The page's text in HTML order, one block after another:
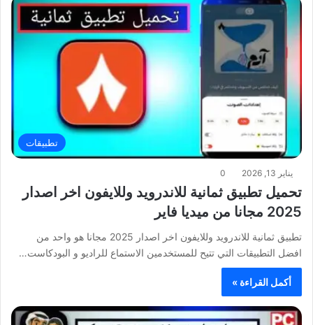
تطبيقات
يناير 13, 2026 0
تحميل تطبيق ثمانية للاندرويد وللايفون اخر اصدار
2025 مجانا من ميديا فاير
تطبيق ثمانية للاندرويد وللايفون اخر اصدار 2025 مجانا هو واحد من
افضل التطبيقات التي تتيح للمستخدمين الاستماع للراديو و البودكاست…
أكمل القراءة »